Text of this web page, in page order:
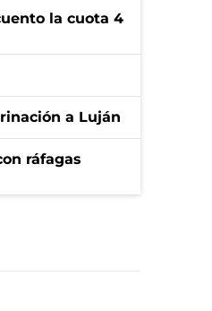
la cuota 4
a Luján
ráfagas